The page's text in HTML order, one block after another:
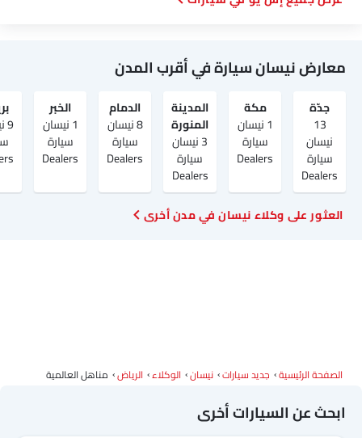
معارض نيسان سيارة في أقرب المدن
جدّة
13
نيسان
سيارة
Dealers
مكة
1 نيسان
سيارة
Dealers
المدينة
المنورة
3 نيسان
سيارة
Dealers
الدمام
8 نيسان
سيارة
Dealers
الخبر
1 نيسان
سيارة
Dealers
العثور على وكلاء نيسان في مدن أخرى
الصفحة الرئيسية جديد سيارات نيسان الوكلاء الرياض‎ مناهل العالمية
ابحث عن السيارات أخرى